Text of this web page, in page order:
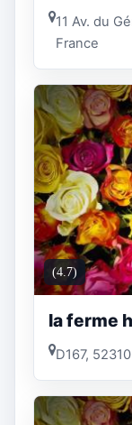
11 Av. du
France
(4.7)
la ferme
D167,